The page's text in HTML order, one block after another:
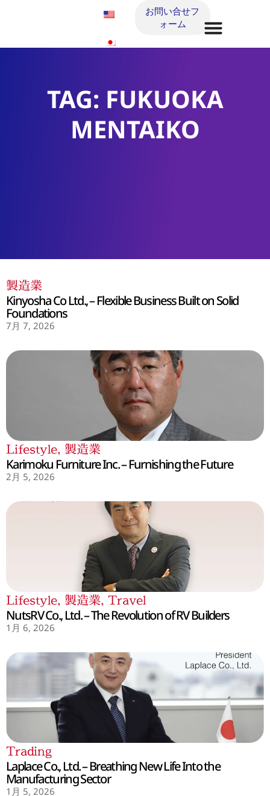
お問い合せフ
ォーム
TAG: FUKUOKA
MENTAIKO
製造業
Kinyosha Co Ltd., – Flexible Business Built on Solid
Foundations
7月 7, 2026
Lifestyle, 製造業
Karimoku Furniture Inc. – Furnishing the Future
2月 5, 2026
Lifestyle, 製造業, Travel
NutsRV Co., Ltd. – The Revolution of RV Builders
1月 6, 2026
Trading
Laplace Co., Ltd. – Breathing New Life Into the
Manufacturing Sector
1月 5, 2026